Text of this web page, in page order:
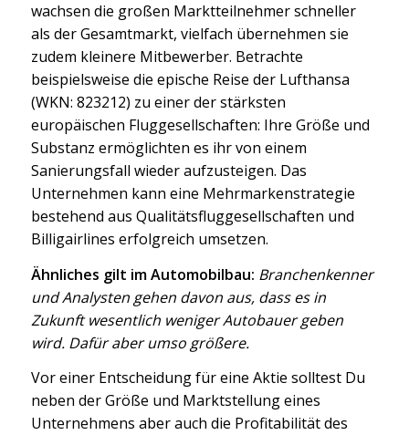
wachsen die großen Marktteilnehmer schneller
als der Gesamtmarkt, vielfach übernehmen sie
zudem kleinere Mitbewerber. Betrachte
beispielsweise die epische Reise der Lufthansa
(WKN: 823212) zu einer der stärksten
europäischen Fluggesellschaften: Ihre Größe und
Substanz ermöglichten es ihr von einem
Sanierungsfall wieder aufzusteigen. Das
Unternehmen kann eine Mehrmarkenstrategie
bestehend aus Qualitätsfluggesellschaften und
Billigairlines erfolgreich umsetzen.
Ähnliches gilt im Automobilbau: Branchenkenner
und Analysten gehen davon aus, dass es in
Zukunft wesentlich weniger Autobauer geben
wird. Dafür aber umso größere.
Vor einer Entscheidung für eine Aktie solltest Du
neben der Größe und Marktstellung eines
Unternehmens aber auch die Profitabilität des